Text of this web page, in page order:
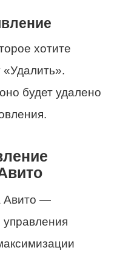
хотите
«Удалить».
будет удалено
Авито —